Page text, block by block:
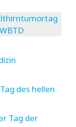
des hellen
Tag der